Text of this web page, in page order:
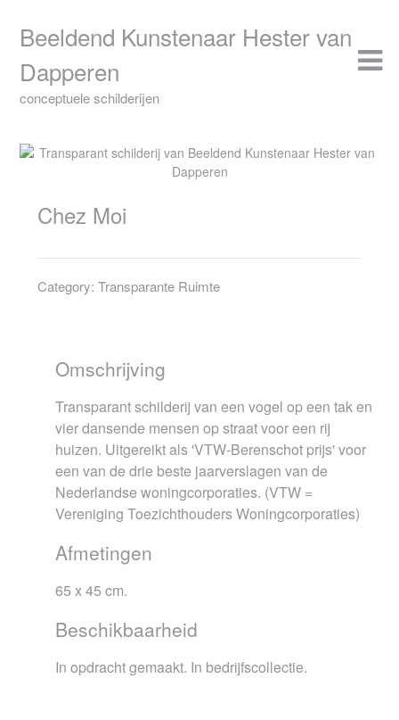
contentBeeldend Kunstenaar Hester van
Dapperen
conceptuele schilderijen
Chez Moi
Category:Transparante Ruimte
Omschrijving
Transparant schilderij van een vogel op een tak en
vier dansende mensen op straat voor een rij
huizen. Uitgereikt als 'VTW-Berenschot prijs' voor
een van de drie beste jaarverslagen van de
Nederlandse woningcorporaties. (VTW =
Vereniging Toezichthouders Woningcorporaties)
Afmetingen
65 x 45 cm.
Beschikbaarheid
In opdracht gemaakt. In bedrijfscollectie.